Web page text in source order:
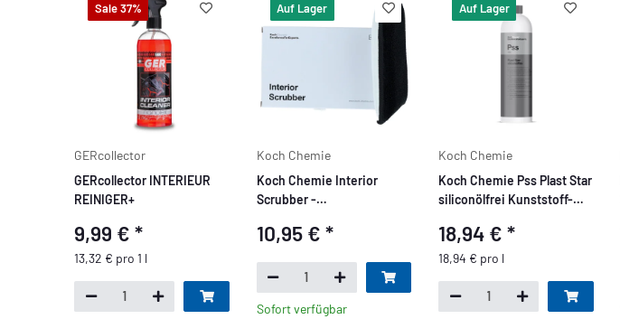
Sale 37%
GERcollector
GERcollector INTERIEUR
REINIGER+
9,99 €*
13,32 € pro 1 l
Auf Lager
Koch Chemie
Koch Chemie Interior
Scrubber -
10,95 € *
Sofort verfügbar
Auf Lager
Koch Chemie
Koch Chemie Pss Plast Star
siliconölfrei Kunststoff-
18,94 €*
18,94 € pro l